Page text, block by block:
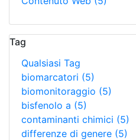
Tag
Qualsiasi Tag
biomarcatori (5)
biomonitoraggio (5)
bisfenolo a (5)
contaminanti chimici (5)
differenze di genere (5)